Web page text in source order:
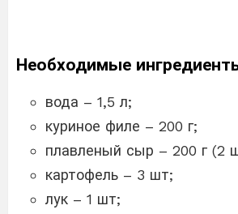
Необходимые
вода – 1,5 л;
куриное филе – 200 г;
плавленый сыр – 200 г (2
картофель – 3 шт;
лук – 1 шт;